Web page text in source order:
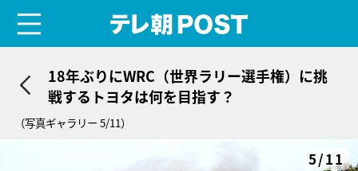
18年ぶりにWRC（世界ラリー選手権）に挑
戦するトヨタは何を目指す？
（写真ギャラリー 5/11）
5/11